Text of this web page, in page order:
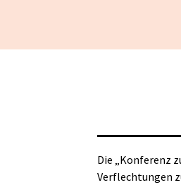
Die „Konferenz
Verflechtungen